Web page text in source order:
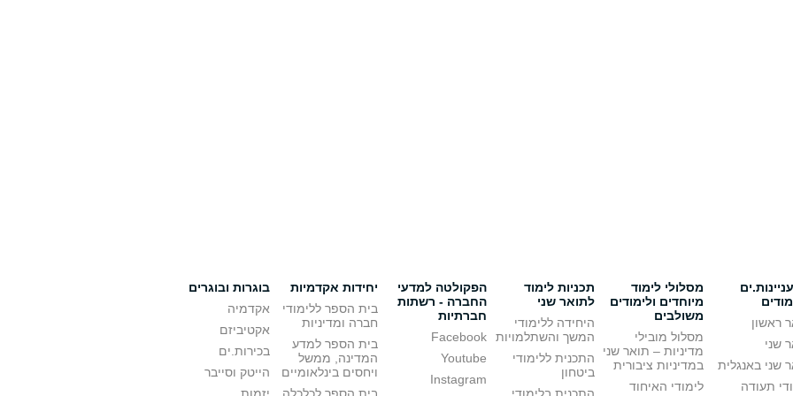
ראשון
שני
שני באנגלית
תעודה
מסלולי לימוד
מיוחדים ולימודים
משולבים
מסלול מובילי
מדיניות – תואר שני
במדיניות ציבורית
לימודי האיחוד
תכניות לימוד
לתואר שני
היחידה ללימודי
המשך והשתלמויות
התכנית ללימודי
ביטחון
הפקולטה למדעי
החברה - רשתות
חברתיות
Facebook
Youtube
Instagram
יחידות אקדמיות
בית הספר ללימודי
חברה ומדיניות
בית הספר למדע
המדינה, ממשל
ויחסים בינלאומיים
בוגרות ובוגרים
אקדמיה
אקטיביזם
בכירות.ים
הייטק וסייבר